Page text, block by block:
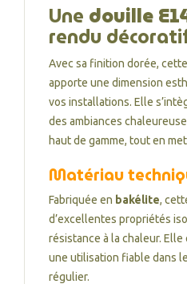
Une douille
rendu
Avec sa finition dorée, cette
apporte une dimension
vos installations. Elle
des ambiances
haut de gamme, tout en
Matériau
Fabriquée en bakélite,
d’excellentes propriétés
résistance à la chaleur.
une utilisation fiable dans
régulier.